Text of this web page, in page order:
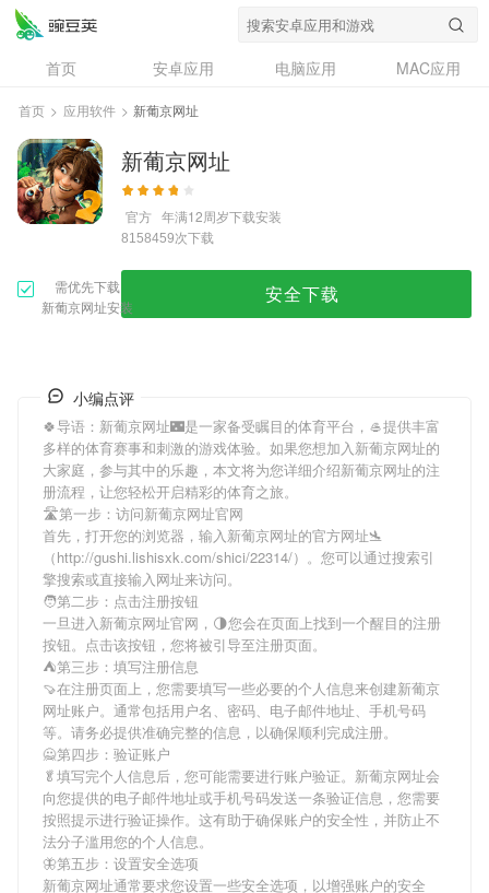
首页 安卓应用 电脑应用
MAC应用
资讯
专题
问答
首页 > 应用软件 > 新葡京网址
新葡京网址
官方 年满12周岁下载安装
8158459次下载
需优先下载
新葡京网址安装
安全下载
小编点评
🍀导语： 新葡京网址🌃是一家备受瞩目的体育平台，🥌提供丰富
多样的体育赛事和刺激的游戏体验。如果您想加入新葡京网址的
大家庭，参与其中的乐趣，本文将为您详细介绍新葡京网址的注
册流程，让您轻松开启精彩的体育之旅。
🛣第一步：访问新葡京网址官网
首先，打开您的浏览器，输入新葡京网址的官方网址🛬
（http://gushi.lishisxk.com/shici/22314/）。您可以通过搜索引
擎搜索或直接输入网址来访问。
🧑第二步：点击注册按钮
一旦进入新葡京网址官网，🌗您会在页面上找到一个醒目的注册
按钮。点击该按钮，您将被引导至注册页面。
⛺️第三步：填写注册信息
🍠在注册页面上，您需要填写一些必要的个人信息来创建新葡京
网址账户。通常包括用户名、密码、电子邮件地址、手机号码
等。请务必提供准确完整的信息，以确保顺利完成注册。
🙅第四步：验证账户
🥬填写完个人信息后，您可能需要进行账户验证。 新葡京网址会
向您提供的电子邮件地址或手机号码发送一条验证信息，您需要
按照提示进行验证操作。这有助于确保账户的安全性，并防止不
法分子滥用您的个人信息。
🦋第五步：设置安全选项
新葡京网址通常要求您设置一些安全选项，以增强账户的安全